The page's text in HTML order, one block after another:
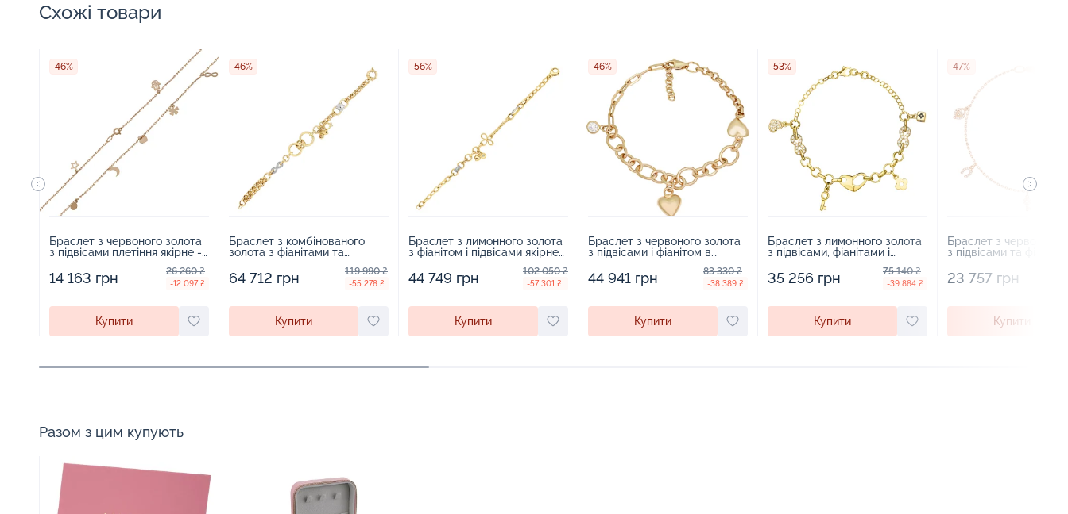
Схожі товари
46%
Браслет з червоного золота
з підвісами плетіння якірне -
14 163 грн 26 260 ₴
-12 097 ₴
Купити
46%
Браслет з комбінованого
золота з фіанітами та
958937
64 712 грн 119 990 ₴
-55 278 ₴
Купити
56%
Браслет з лимонного золота
з фіанітом і підвісами якірне
44 749 грн 102 050 ₴
-57 301 ₴
Купити
46%
Браслет з червоного золота
з підвісами і фіанітом в
963836
44 941 грн 83 330 ₴
-38 389 ₴
Купити
53%
Браслет з лимонного золота
з підвісами, фіанітами і
967259
35 256 грн 75 140 ₴
-39 884 ₴
Купити
47%
Браслет з червоного
з підвісами та
23 757 грн
Купити
Разом з цим купують